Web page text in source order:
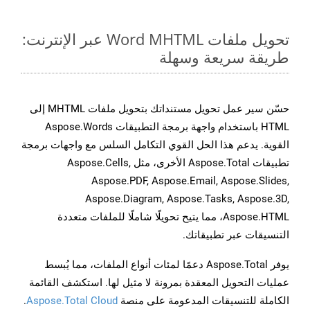
تحويل ملفات Word MHTML عبر الإنترنت:
طريقة سريعة وسهلة
حسّن سير عمل تحويل مستنداتك بتحويل ملفات MHTML إلى
HTML باستخدام واجهة برمجة التطبيقات Aspose.Words
القوية. يدعم هذا الحل القوي التكامل السلس مع واجهات برمجة
تطبيقات Aspose.Total الأخرى، مثل Aspose.Cells,
Aspose.PDF, Aspose.Email, Aspose.Slides,
Aspose.Diagram, Aspose.Tasks, Aspose.3D,
Aspose.HTML، مما يتيح تحويلًا شاملًا للملفات متعددة
التنسيقات عبر تطبيقاتك.
يوفر Aspose.Total دعمًا لمئات أنواع الملفات، مما يُبسط
عمليات التحويل المعقدة بمرونة لا مثيل لها. استكشف القائمة
الكاملة للتنسيقات المدعومة على منصة Aspose.Total Cloud
.